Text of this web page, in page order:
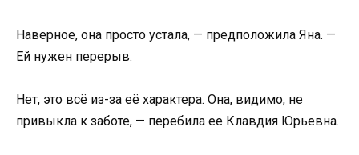
Наверное, она просто устала, — предположила Яна. —
Ей нужен перерыв.
Нет, это всё из-за её характера. Она, видимо, не
привыкла к заботе, — перебила ее Клавдия Юрьевна.